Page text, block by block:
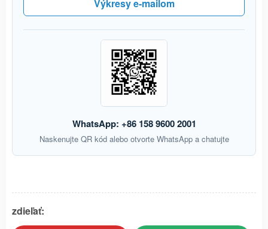
Výkresy e-mailom
WhatsApp: +86 158 9600 2001
Naskenujte QR kód alebo otvorte WhatsApp a chatujte
zdieľať: